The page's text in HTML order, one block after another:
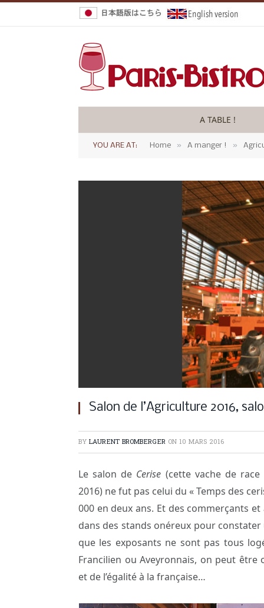
A TABLE !
YOU ARE AT: Home » A manger ! »
Salon de l’Agriculture 2016,
BY LAURENT BROMBERGER ON 10 MARS 2016
Le salon de Cerise (cette vache de
2016) ne fut pas celui du « Temps des
000 en deux ans. Et des commerçants
dans des stands onéreux pour constater
que les exposants ne sont pas tous
Francilien ou Aveyronnais, on peut
et de l’égalité à la française…